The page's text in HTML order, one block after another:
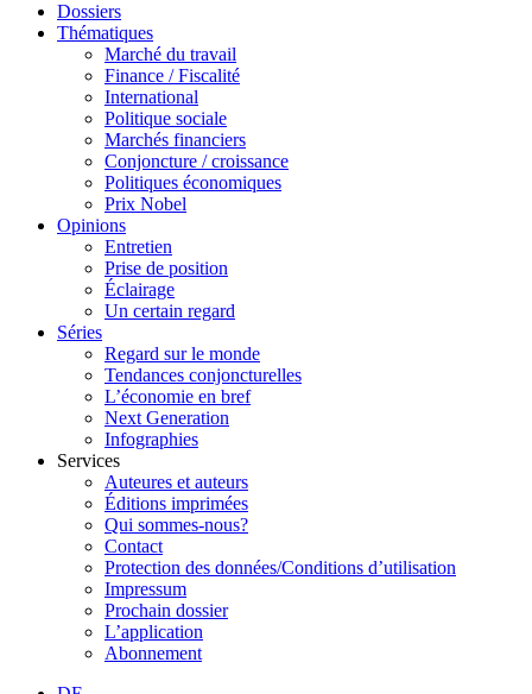
Dossiers
Thématiques
Marché du travail
Finance / Fiscalité
International
Politique sociale
Marchés financiers
Conjoncture / croissance
Politiques économiques
Prix Nobel
Opinions
Entretien
Prise de position
Éclairage
Un certain regard
Séries
Regard sur le monde
Tendances conjoncturelles
L’économie en bref
Next Generation
Infographies
Services
Auteures et auteurs
Éditions imprimées
Qui sommes-nous?
Contact
Protection des données/Conditions d’utilisation
Impressum
Prochain dossier
L’application
Abonnement